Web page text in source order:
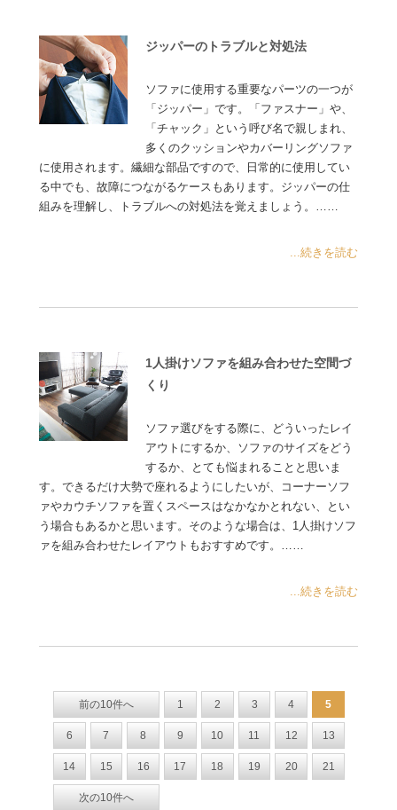
ジッパーのトラブルと対処法
ソファに使用する重要なパーツの一つが
「ジッパー」です。「ファスナー」や、
「チャック」という呼び名で親しまれ、
多くのクッションやカバーリングソファ
に使用されます。繊細な部品ですので、日常的に使用してい
る中でも、故障につながるケースもあります。ジッパーの仕
組みを理解し、トラブルへの対処法を覚えましょう。……
...続きを読む
1人掛けソファを組み合わせた空間づ
くり
ソファ選びをする際に、どういったレイ
アウトにするか、ソファのサイズをどう
するか、とても悩まれることと思いま
す。できるだけ大勢で座れるようにしたいが、コーナーソフ
ァやカウチソファを置くスペースはなかなかとれない、とい
う場合もあるかと思います。そのような場合は、1人掛けソフ
ァを組み合わせたレイアウトもおすすめです。……
...続きを読む
前の10件へ 1 2 3 4 5
6 7 8 9 10 11 12 13
14 15 16 17 18 19 20 21
次の10件へ